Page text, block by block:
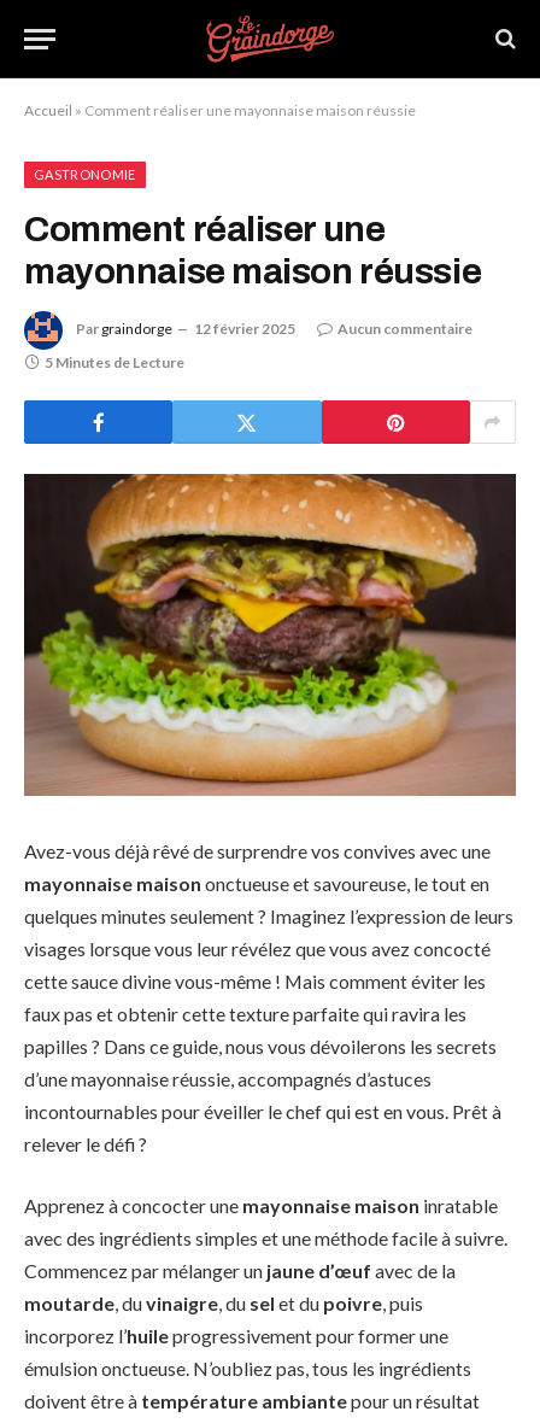
Accueil » Comment réaliser une mayonnaise maison réussie
GASTRONOMIE
Comment réaliser une
mayonnaise maison réussie
Par graindorge 12 février 2025
Aucun commentaire
5 Minutes de Lecture
Avez-vous déjà rêvé de surprendre vos convives avec une
mayonnaise maison onctueuse et savoureuse, le tout en
quelques minutes seulement ? Imaginez l’expression de leurs
visages lorsque vous leur révélez que vous avez concocté
cette sauce divine vous-même ! Mais comment éviter les
faux pas et obtenir cette texture parfaite qui ravira les
papilles ? Dans ce guide, nous vous dévoilerons les secrets
d’une mayonnaise réussie, accompagnés d’astuces
incontournables pour éveiller le chef qui est en vous. Prêt à
relever le défi ?
Apprenez à concocter une mayonnaise maison inratable
avec des ingrédients simples et une méthode facile à suivre.
Commencez par mélanger un jaune d’œuf avec de la
moutarde, duvinaigre, du sel et du poivre, puis
incorporez l’huileprogressivement pour former une
émulsion onctueuse. N’oubliez pas, tous les ingrédients
doivent être à température ambiantepour un résultat